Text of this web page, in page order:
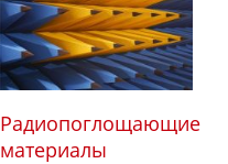
Радиопоглощающие
материалы